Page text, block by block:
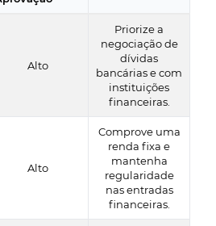
Alto
Priorize a
negociação de
dívidas
bancárias e com
instituições
financeiras.
Alto
Comprove uma
renda fixa e
mantenha
regularidade
nas entradas
financeiras.